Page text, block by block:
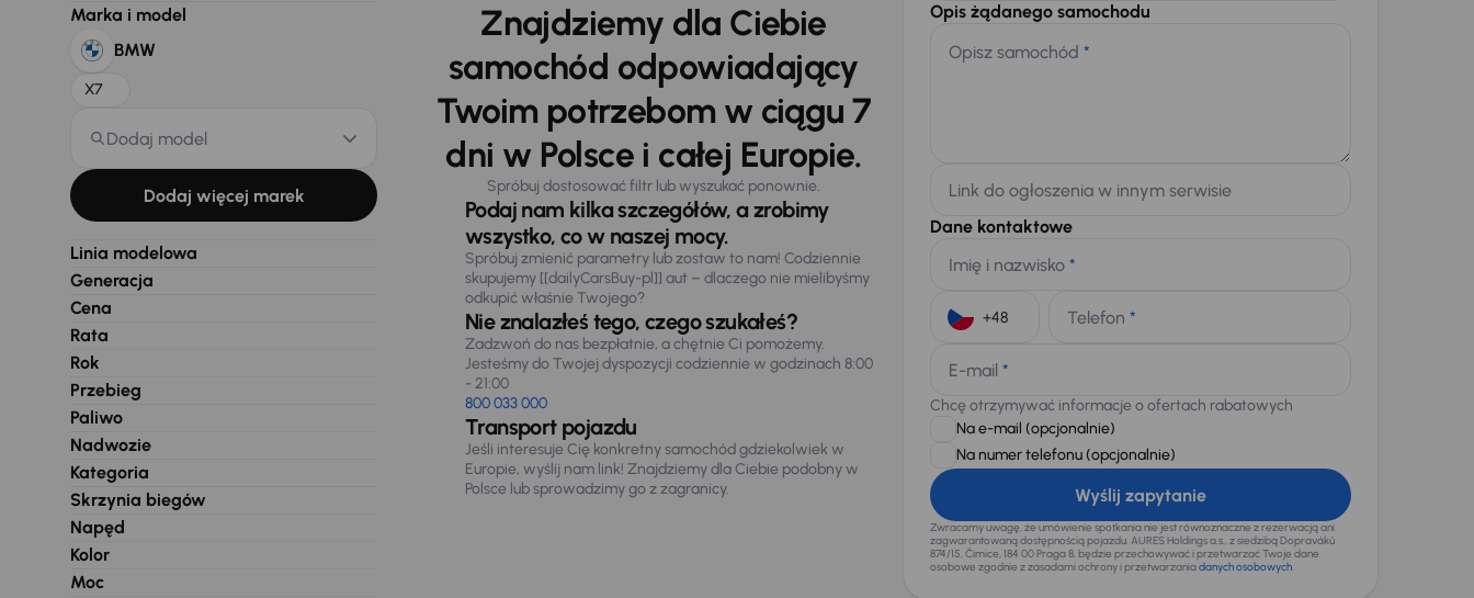
Marka i model
BMW
X7
Dodaj model
Dodaj więcej marek
Linia modelowa
Generacja
Cena
Rata
Rok
Przebieg
Paliwo
Nadwozie
Kategoria
Skrzynia biegów
Napęd
Kolor
Moc
Znajdziemy dla Ciebie
samochód odpowiadający
Twoim potrzebom w ciągu 7
dni w Polsce i całej Europie.
Spróbuj dostosować filtr lub wyszukać ponownie.
Podaj nam kilka szczegółów, a zrobimy
wszystko, co w naszej mocy.
Spróbuj zmienić parametry lub zostaw to nam! Codziennie
skupujemy [[dailyCarsBuy-pl]] aut – dlaczego nie mielibyśmy
odkupić właśnie Twojego?
Nie znalazłeś tego, czego szukałeś?
Zadzwoń do nas bezpłatnie, a chętnie Ci pomożemy.
Jesteśmy do Twojej dyspozycji codziennie w godzinach 8:00
- 21:00
800 033 000
Transport pojazdu
Jeśli interesuje Cię konkretny samochód gdziekolwiek w
Europie, wyślij nam link! Znajdziemy dla Ciebie podobny w
Polsce lub sprowadzimy go z zagranicy.
Opis żądanego samochodu
Opisz samochód *
Link do ogłoszenia w innym serwisie
Dane kontaktowe
Imię i nazwisko *
Telefon *
E-mail *
Chcę otrzymywać informacje o ofertach rabatowych
Na e-mail (opcjonalnie)
Na numer telefonu (opcjonalnie)
Wyślij zapytanie
Zwracamy uwagę, że umówienie spotkania nie jest równoznaczne z rezerwacją ani
zagwarantowaną dostępnością pojazdu. AURES Holdings a.s., z siedzibą Dopraváků
874/15, Čimice, 184 00 Praga 8, będzie przechowywać i przetwarzać Twoje dane
osobowe zgodnie z zasadami ochrony i przetwarzaniadanych osobowych.